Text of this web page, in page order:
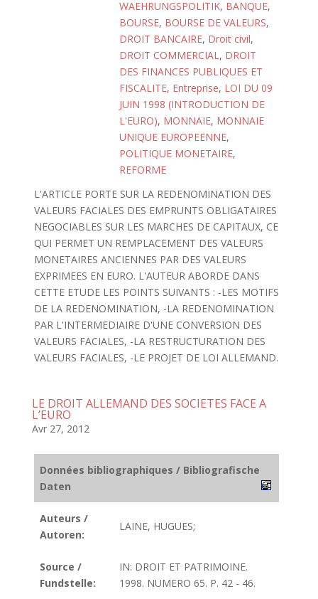
WAEHRUNGSPOLITIK, BANQUE,
BOURSE, BOURSE DE VALEURS,
DROIT BANCAIRE, Droit civil,
DROIT COMMERCIAL, DROIT
DES FINANCES PUBLIQUES ET
FISCALITE, Entreprise, LOI DU 09
JUIN 1998 (INTRODUCTION DE
L'EURO), MONNAIE, MONNAIE
UNIQUE EUROPEENNE,
POLITIQUE MONETAIRE,
REFORME
L'ARTICLE PORTE SUR LA REDENOMINATION DES
VALEURS FACIALES DES EMPRUNTS OBLIGATAIRES
NEGOCIABLES SUR LES MARCHES DE CAPITAUX, CE
QUI PERMET UN REMPLACEMENT DES VALEURS
MONETAIRES ANCIENNES PAR DES VALEURS
EXPRIMEES EN EURO. L'AUTEUR ABORDE DANS
CETTE ETUDE LES POINTS SUIVANTS : -LES MOTIFS
DE LA REDENOMINATION, -LA REDENOMINATION
PAR L'INTERMEDIAIRE D'UNE CONVERSION DES
VALEURS FACIALES, -LA RESTRUCTURATION DES
VALEURS FACIALES, -LE PROJET DE LOI ALLEMAND.
LE DROIT ALLEMAND DES SOCIETES FACE A
L’EURO
Avr 27, 2012
Données bibliographiques / Bibliografische
Daten
Auteurs /
Autoren:
LAINE, HUGUES;
Source /
Fundstelle:
IN: DROIT ET PATRIMOINE.
1998. NUMERO 65. P. 42 - 46.